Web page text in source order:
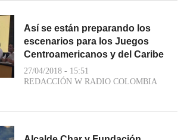
Así se están preparando los
escenarios para los Juegos
Centroamericanos y del Caribe
27/04/2018 - 15:51
REDACCIÓN W RADIO COLOMBIA